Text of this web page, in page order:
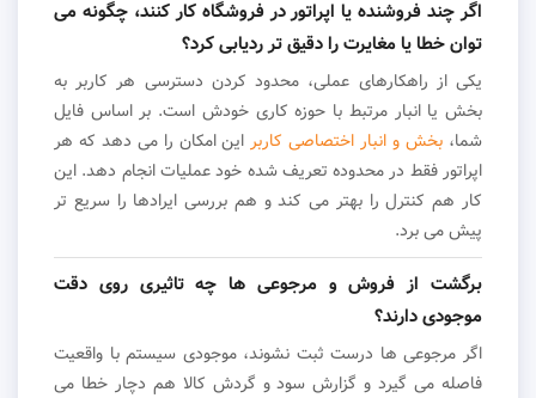
اگر چند فروشنده یا اپراتور در فروشگاه کار کنند، چگونه می
توان خطا یا مغایرت را دقیق تر ردیابی کرد؟
یکی از راهکارهای عملی، محدود کردن دسترسی هر کاربر به
بخش یا انبار مرتبط با حوزه کاری خودش است. بر اساس فایل
شما، بخش و انبار اختصاصی کاربر این امکان را می دهد که هر
اپراتور فقط در محدوده تعریف شده خود عملیات انجام دهد. این
کار هم کنترل را بهتر می کند و هم بررسی ایرادها را سریع تر
پیش می برد.
برگشت از فروش و مرجوعی ها چه تاثیری روی دقت
موجودی دارند؟
اگر مرجوعی ها درست ثبت نشوند، موجودی سیستم با واقعیت
فاصله می گیرد و گزارش سود و گردش کالا هم دچار خطا می